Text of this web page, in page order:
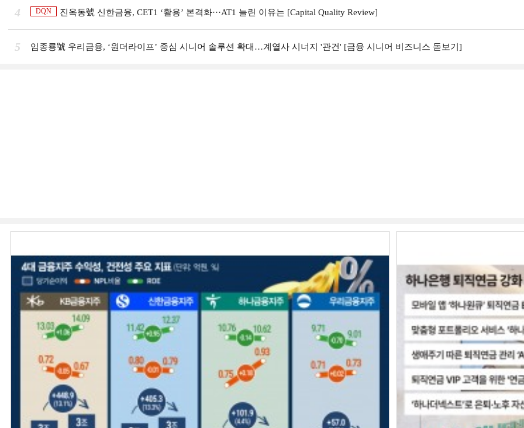
4 DQN 진옥동號 신한금융, CET1 ‘활용’ 본격화···AT1 늘린 이유는 [Capital Quality Review]
5 임종룡號 우리금융, ‘원더라이프’ 중심 시니어 솔루션 확대…계열사 시너지 '관건' [금융 시니어 비즈니스 돋보기]